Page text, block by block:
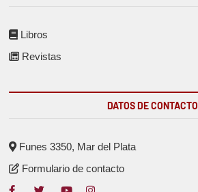
Libros
Revistas
DATOS DE CONTACTO
Funes 3350, Mar del Plata
Formulario de contacto